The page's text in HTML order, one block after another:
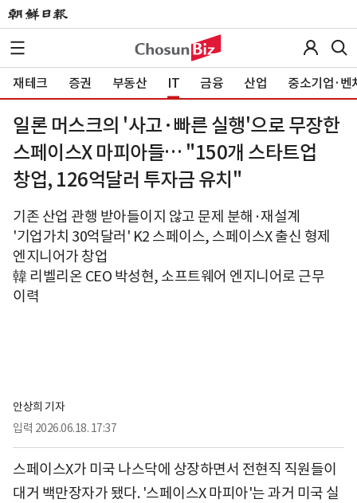
재테크 증권 부동산 IT 금융 산업 중소기업·벤
일론 머스크의 '사고·빠른 실행'으로 무장한
스페이스X 마피아들… "150개 스타트업
창업, 126억달러 투자금 유치"
기존 산업 관행 받아들이지 않고 문제 분해·재설계
'기업가치 30억달러' K2 스페이스, 스페이스X 출신 형제
엔지니어가 창업
韓 리벨리온 CEO 박성현, 소프트웨어 엔지니어로 근무
이력
안상희 기자
입력 2026.06.18. 17:37
스페이스X가 미국 나스닥에 상장하면서 전현직 직원들이
대거 백만장자가 됐다. '스페이스X 마피아'는 과거 미국 실